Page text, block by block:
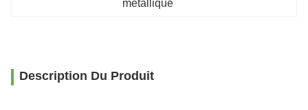
métallique
Description Du Produit